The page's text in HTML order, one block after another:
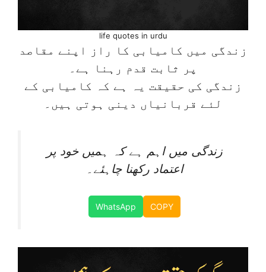
life quotes in urdu
زندگی میں کامیابی کا راز اپنے مقاصد
پر ثابت قدم رہنا ہے۔
زندگی کی حقیقت یہ ہے کہ کامیابی کے
لئے قربانیاں دینی ہوتی ہیں۔
زندگی میں اہم ہے کہ ہمیں خود پر
اعتماد رکھنا چاہئے۔
WhatsApp COPY